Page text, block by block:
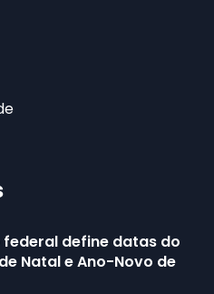
federal define datas do
Natal e Ano-Novo de